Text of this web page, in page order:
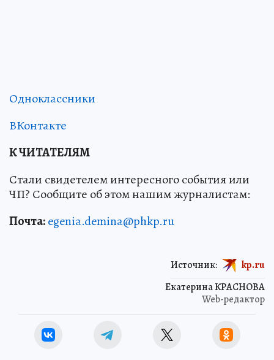
Одноклассники
ВКонтакте
К ЧИТАТЕЛЯМ
Стали свидетелем интересного события или
ЧП? Сообщите об этом нашим журналистам:
Почта:egenia.demina@phkp.ru
Екатерина КРАСНОВА
Web-редактор
Источник: kp.ru